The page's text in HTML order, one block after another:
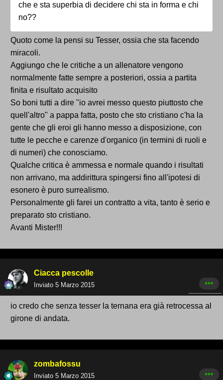
che e sta superbia di decidere chi sta in forma e chi
no??
Quoto come la pensi su Tesser, ossia che sta facendo
miracoli.
Aggiungo che le critiche a un allenatore vengono
normalmente fatte sempre a posteriori, ossia a partita
finita e risultato acquisito
So boni tutti a dire "io avrei messo questo piuttosto che
quell'altro" a pappa fatta, posto che sto cristiano c'ha la
gente che gli eroi gli hanno messo a disposizione, con
tutte le pecche e carenze d'organico (in termini di ruoli e
di numeri) che conosciamo.
Qualche critica è ammessa e normale quando i risultati
non arrivano, ma addirittura spingersi fino all'ipotesi di
esonero è puro surrealismo.
Personalmente gli farei un contratto a vita, tanto è serio e
preparato sto cristiano.
Avanti Mister!!!
Ciacca pescolle
Inviato 5 Marzo 2015
io credo che senza tesser la ternana era già retrocessa al
girone di andata.
zombafossu
Inviato 5 Marzo 2015